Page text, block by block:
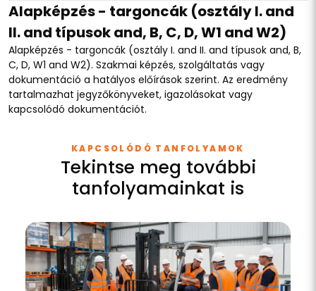
Alapképzés - targoncák (osztály I. and
II. and típusok and, B, C, D, W1 and W2)
Alapképzés - targoncák (osztály I. and II. and típusok and, B,
C, D, W1 and W2). Szakmai képzés, szolgáltatás vagy
dokumentáció a hatályos előírások szerint. Az eredmény
tartalmazhat jegyzőkönyveket, igazolásokat vagy
kapcsolódó dokumentációt.
KAPCSOLÓDÓ TANFOLYAMOK
Tekintse meg további
tanfolyamainkat is